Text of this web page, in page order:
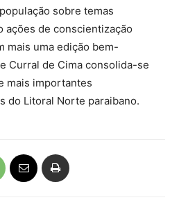
sobre temas
ações de conscientização
mais uma edição bem-
Curral de Cima consolida-se
mais importantes
do Litoral Norte paraibano.